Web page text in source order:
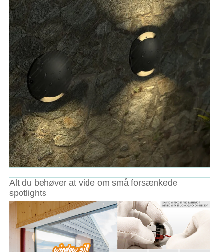
Alt du behøver at vide om små forsænkede
spotlights